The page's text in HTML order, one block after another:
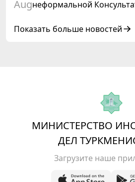
Augнеформальной
Азербайджанской
Показать больше новостей
МИНИСТЕРСТВО
ДЕЛ
Загрузите наше